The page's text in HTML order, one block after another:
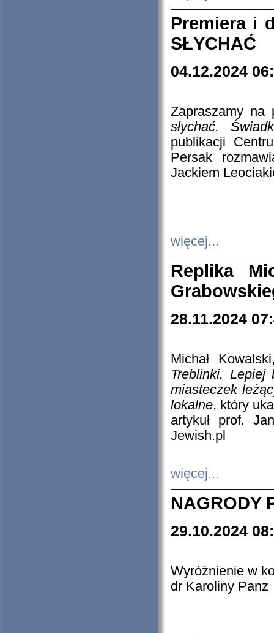
Premiera i
SŁYCHAĆ
04.12.2024
Zapraszamy
słychać.
publikacji
Persak
Jackiem
więcej...
Replika
28.11.2024
Michał
Treblinki. Lepiej
miasteczek
lokalne, który
artykuł prof.
Jewish.pl
więcej...
NAGRODY
29.10.2024
Wyróżnienie w
dr Karoliny Panz